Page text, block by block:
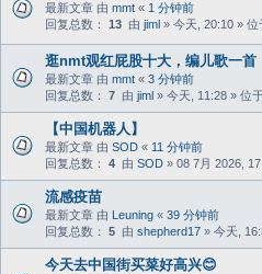
最新文章 由 mmt « 1 分钟前
回复总数： 13 由 jiml » 今天, 20:10 » 位
逛nmt观红屁股十大，编儿歌一首
最新文章 由 mmt « 3 分钟前
回复总数： 7 由 jiml » 今天, 11:28 » 位
【中国机器人】
最新文章 由 SOD « 11 分钟前
回复总数： 4 由 SOD » 08 7月 2026,
流感疫苗
最新文章 由 Leuning « 39 分钟前
回复总数： 5 由 shepherd17 » 今天,
今天去中国街买菜好高兴😊